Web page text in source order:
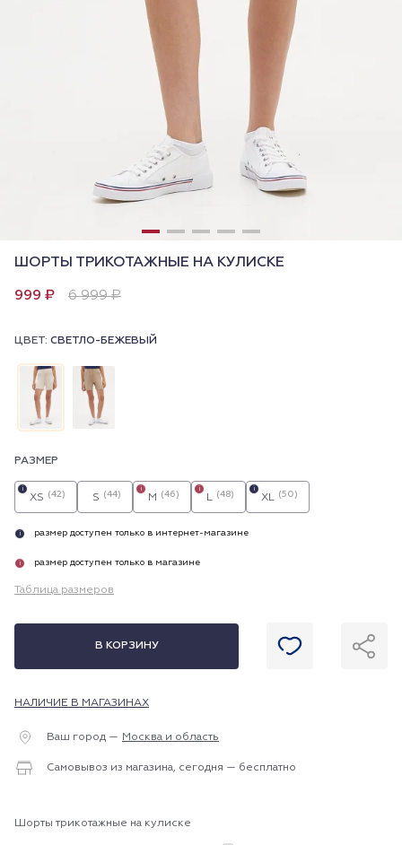
ШОРТЫ ТРИКОТАЖНЫЕ НА КУЛИСКЕ
999 ₽ 6 999 ₽
ЦВЕТ: СВЕТЛО-БЕЖЕВЫЙ
РАЗМЕР
XS (42)
i
S (44) M (46)
i
L (48)
i
XL (50)
i
i размер доступен только в интернет-магазине
i размер доступен только в магазине
Таблица размеров
В КОРЗИНУ
НАЛИЧИЕ В МАГАЗИНАХ
Ваш город — Москва и область
Самовывоз из магазина, сегодня — бесплатно
Шорты трикотажные на кулиске